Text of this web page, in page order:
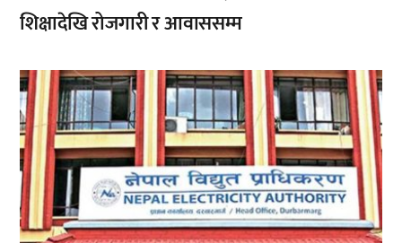
शिक्षादेखि रोजगारी र आवाससम्म
,